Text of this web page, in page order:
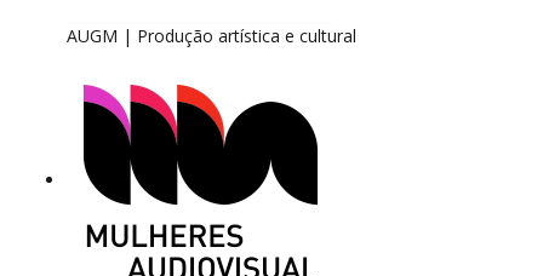
AUGM | Produção artística e cultural